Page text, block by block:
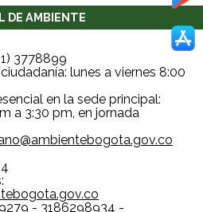
DE AMBIENTE
3778899
lunes a viernes 8:00
en la sede principal:
a 3:30 pm, en jornada
- 3186298934 -